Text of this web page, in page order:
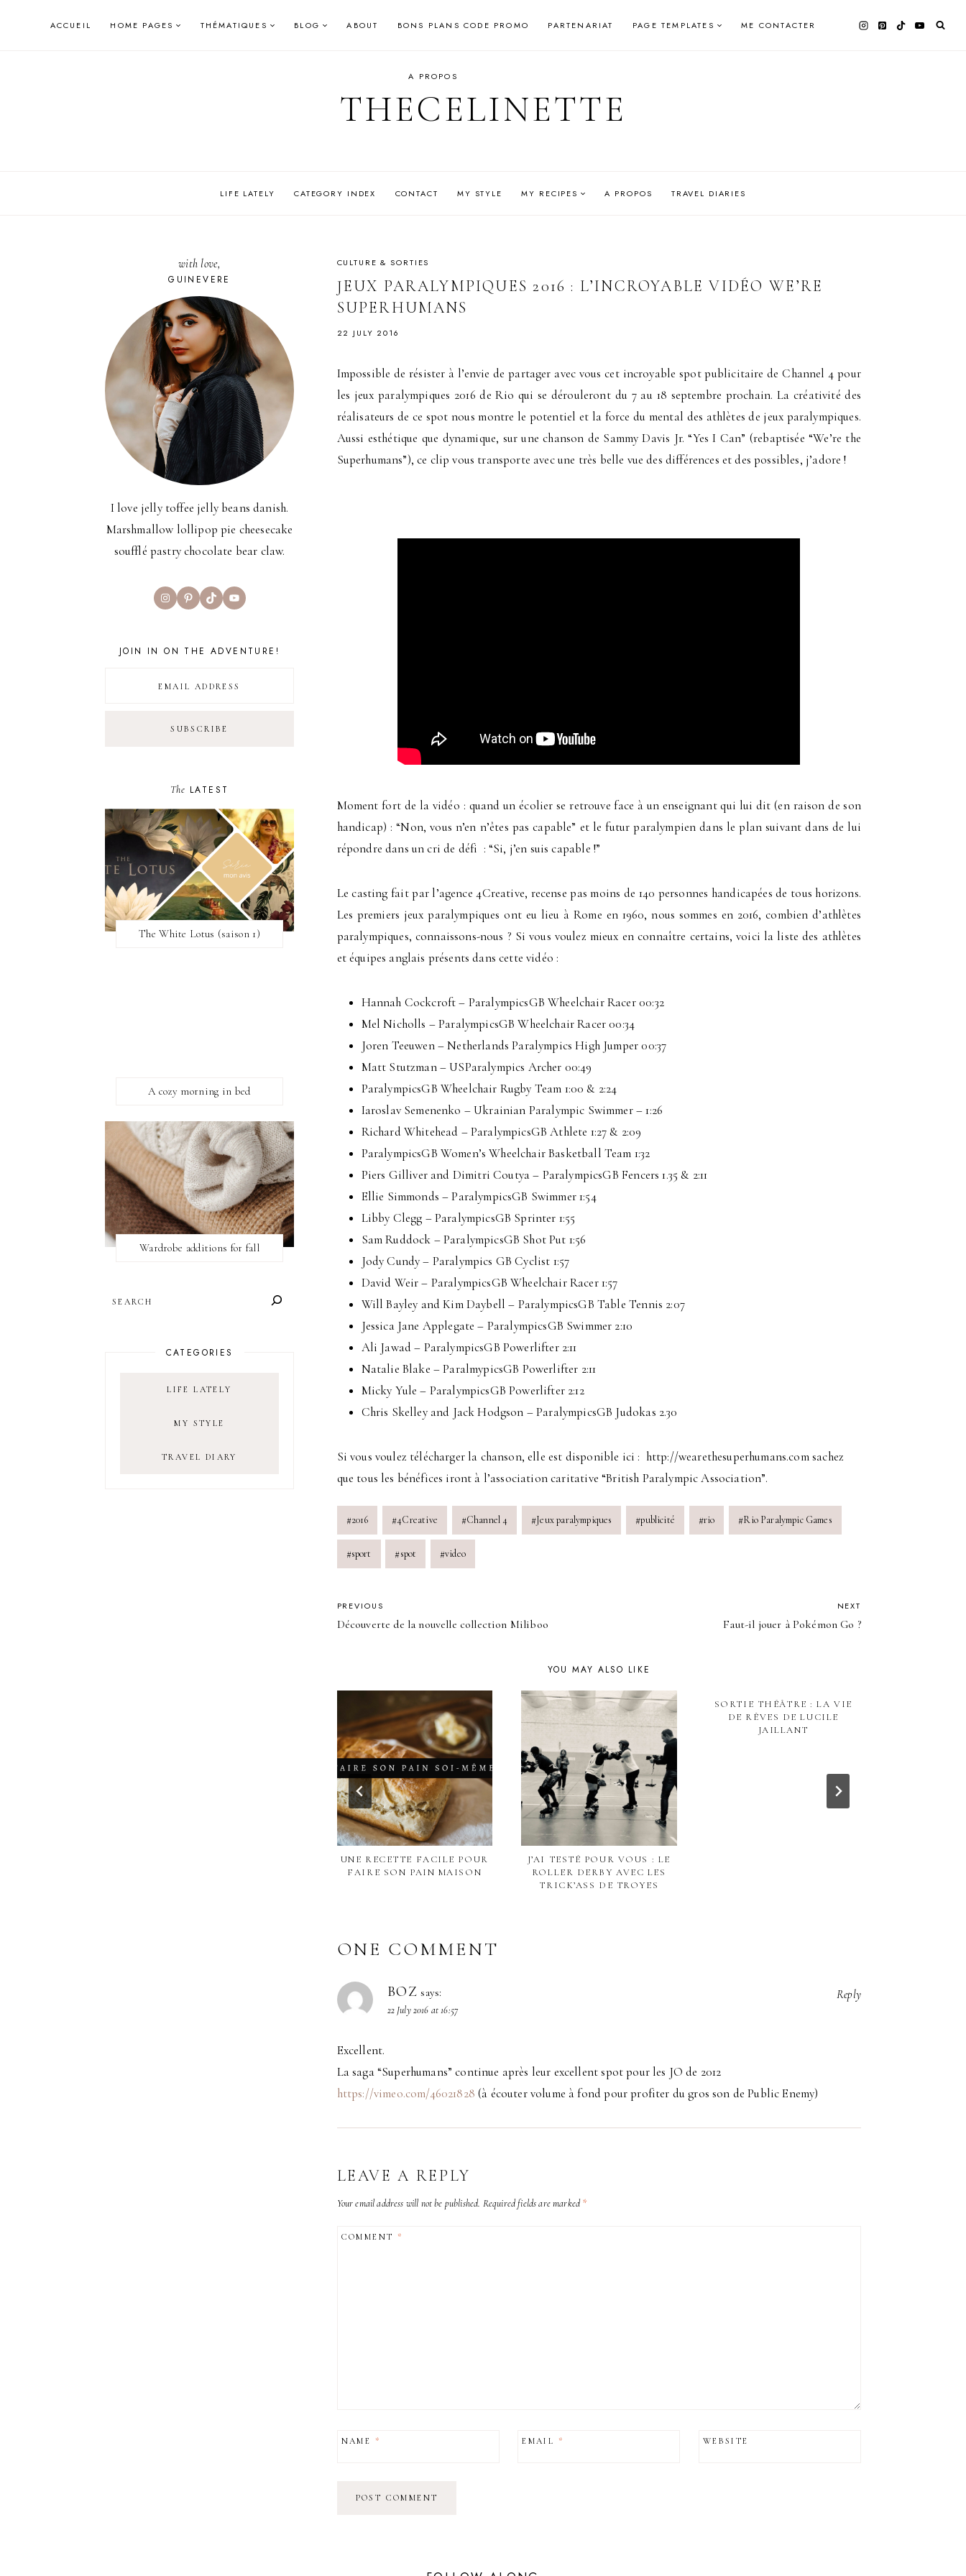
ACCUEIL HOME PAGES THÉMATIQUES BLOG ABOUT BONS PLANS CODE PROMO PARTENARIAT PAGE TEMPLATES ME CONTACTER
A PROPOS
THECELINETTE
LIFE LATELY CATEGORY INDEX CONTACT MY STYLE MY RECIPES A PROPOS TRAVEL DIARIES
CULTURE & SORTIES
JEUX PARALYMPIQUES 2016 : L’INCROYABLE VIDÉO WE’RE
SUPERHUMANS
22 JULY 2016
Impossible de résister à l’envie de partager avec vous cet incroyable spot publicitaire de Channel 4 pour
les jeux paralympiques 2016 de Rio qui se dérouleront du 7 au 18 septembre prochain. La créativité des
réalisateurs de ce spot nous montre le potentiel et la force du mental des athlètes de jeux paralympiques.
Aussi esthétique que dynamique, sur une chanson de Sammy Davis Jr. “Yes I Can” (rebaptisée “We’re the
Superhumans”), ce clip vous transporte avec une très belle vue des différences et des possibles, j’adore !
Moment fort de la vidéo : quand un écolier se retrouve face à un enseignant qui lui dit (en raison de son
handicap) : “Non, vous n’en n’êtes pas capable” et le futur paralympien dans le plan suivant dans de lui
répondre dans un cri de défi : “Si, j’en suis capable !”
Le casting fait par l’agence 4Creative, recense pas moins de 140 personnes handicapées de tous horizons.
Les premiers jeux paralympiques ont eu lieu à Rome en 1960, nous sommes en 2016, combien d’athlètes
paralympiques, connaissons-nous ? Si vous voulez mieux en connaître certains, voici la liste des athlètes
et équipes anglais présents dans cette vidéo :
Hannah Cockcroft – ParalympicsGB Wheelchair Racer 00:32
Mel Nicholls – ParalympicsGB Wheelchair Racer 00:34
Joren Teeuwen – Netherlands Paralympics High Jumper 00:37
Matt Stutzman – USParalympics Archer 00:49
ParalympicsGB Wheelchair Rugby Team 1:00 & 2:24
Iaroslav Semenenko – Ukrainian Paralympic Swimmer – 1:26
Richard Whitehead – ParalympicsGB Athlete 1:27 & 2:09
ParalympicsGB Women’s Wheelchair Basketball Team 1:32
Piers Gilliver and Dimitri Coutya – ParalympicsGB Fencers 1.35 & 2:11
Ellie Simmonds – ParalympicsGB Swimmer 1:54
Libby Clegg – ParalympicsGB Sprinter 1:55
Sam Ruddock – ParalympicsGB Shot Put 1:56
Jody Cundy – Paralympics GB Cyclist 1:57
David Weir – ParalympicsGB Wheelchair Racer 1:57
Will Bayley and Kim Daybell – ParalympicsGB Table Tennis 2:07
Jessica Jane Applegate – ParalympicsGB Swimmer 2:10
Ali Jawad – ParalympicsGB Powerlifter 2:11
Natalie Blake – ParalmypicsGB Powerlifter 2:11
Micky Yule – ParalympicsGB Powerlifter 2:12
Chris Skelley and Jack Hodgson – ParalympicsGB Judokas 2.30
Si vous voulez télécharger la chanson, elle est disponible ici : http://wearethesuperhumans.com sachez
que tous les bénéfices iront à l’association caritative “British Paralympic Association”.
Post
Tags:
#2016 #4Creative #Channel 4 #Jeux paralympiques #publicité #rio #Rio Paralympic Games
#sport #spot #video
POST
PREVIOUS
Découverte de la nouvelle collection Miliboo
NEXT
Faut-il jouer à Pokémon Go ?
YOU MAY ALSO LIKE
UNE RECETTE FACILE POUR
FAIRE SON PAIN MAISON
J’AI TESTÉ POUR VOUS : LE
ROLLER DERBY AVEC LES
TRICK’ASS DE TROYES
SORTIE THÉÂTRE : LA VIE
DE RÊVES DE LUCILE
JAILLANT
ONE COMMENT
BOZ says:
22 July 2016 at 16:57
Excellent.
La saga “Superhumans” continue après leur excellent spot pour les JO de 2012
https://vimeo.com/46021828 (à écouter volume à fond pour profiter du gros son de Public Enemy)
Reply
LEAVE A REPLY
Your email address will not be published. Required fields are marked*
COMMENT *
NAME * EMAIL * WEBSITE
with love,
GUINEVERE
I love jelly toffee jelly beans danish.
Marshmallow lollipop pie cheesecake
soufflé pastry chocolate bear claw.
InstagramPinterest
TikTokYouTube
JOIN IN ON THE ADVENTURE!
The LATEST
The White Lotus (saison 1)
A cozy morning in bed
Wardrobe additions for fall
CATEGORIES
LIFE LATELY
MY STYLE
TRAVEL DIARY